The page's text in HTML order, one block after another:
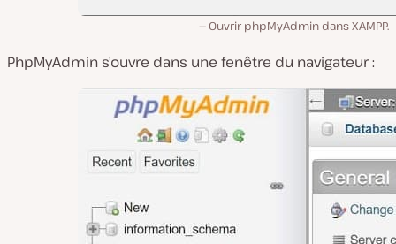
Ouvrir phpMyAdmin dans XAMPP.
PhpMyAdmin s’ouvre dans une fenêtre du navigateur :